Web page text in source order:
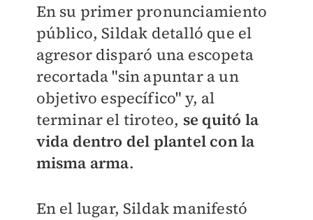
En su primer pronunciamiento
público, Sildak detalló que el
agresor disparó una escopeta
recortada "sin apuntar a un
objetivo específico" y, al
terminar el tiroteo, se quitó la
vida dentro del plantel con la
misma arma.
En el lugar, Sildak manifestó